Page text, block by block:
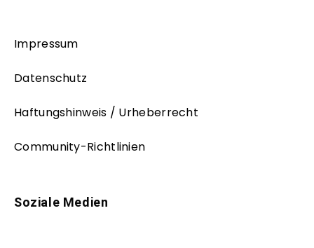
Impressum
Datenschutz
Haftungshinweis / Urheberrecht
Community-Richtlinien
Soziale Medien